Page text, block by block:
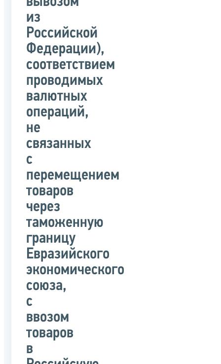
из
Российской
Федерации),
соответствием
проводимых
валютных
операций,
не
связанных
с
перемещением
товаров
через
таможенную
границу
Евразийского
экономического
союза,
с
ввозом
товаров
в